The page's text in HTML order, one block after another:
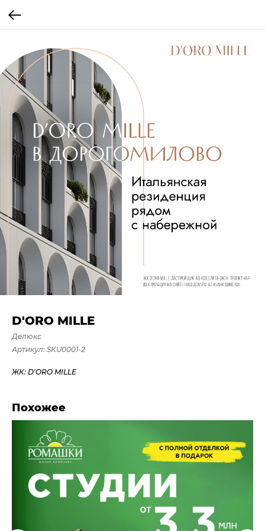
D'ORO MILLE
Делюкс
Артикул: SKU0001-2
ЖК: D'ORO MILLE
Похожее